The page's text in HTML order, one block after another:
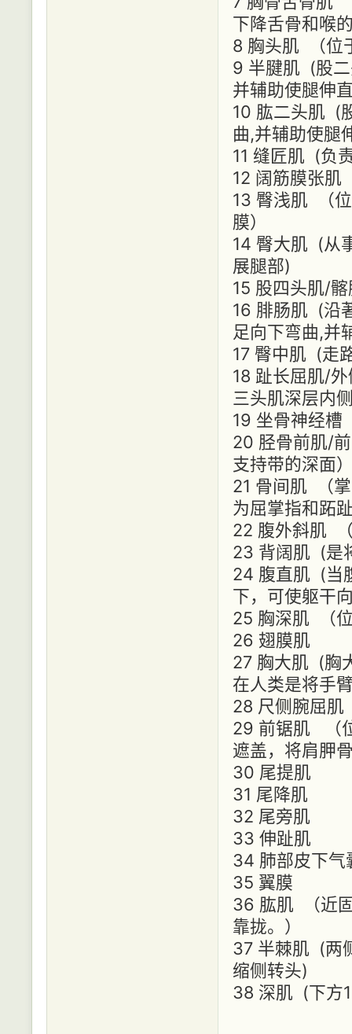
下降舌骨和喉
8 胸头肌 （位
9 半腱肌 (股
并辅助使腿伸
10 肱二头肌 (
曲,并辅助使腿
11 缝匠肌 (负
12 阔筋膜张
13 臀浅肌 （
膜）
14 臀大肌 (从
展腿部)
15 股四头肌/
16 腓肠肌 (沿
足向下弯曲,并
17 臀中肌 (走
18 趾长屈肌/
三头肌深层内
19 坐骨神经槽
20 胫骨前肌/
支持带的深面
21 骨间肌 （
为屈掌指和跖
22 腹外斜肌
23 背阔肌 (是
24 腹直肌 (当
下，可使躯干
25 胸深肌 （
26 翅膜肌
27 胸大肌 (胸
在人类是将手
28 尺侧腕屈
29 前锯肌 （
遮盖，将肩胛
30 尾提肌
31 尾降肌
32 尾旁肌
33 伸趾肌
34 肺部皮下气
35 翼膜
36 肱肌 （近
靠拢。）
37 半棘肌 (两
缩侧转头)
38 深肌 (下方